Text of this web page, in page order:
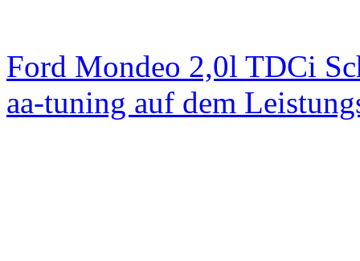
Ford Mondeo 2,0l TDCi
aa-tuning auf dem